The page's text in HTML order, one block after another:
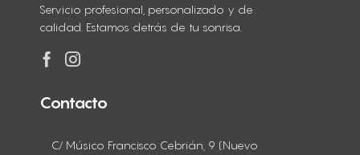
Servicio profesional, personalizado y de
calidad. Estamos detrás de tu sonrisa.
Contacto
C/ Músico Francisco Cebrián, 9 (Nuevo